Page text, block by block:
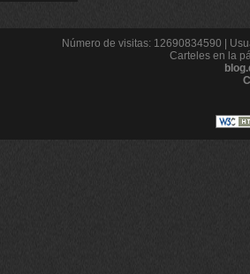
Número de visitas: 12690834590 |
Carteles en la